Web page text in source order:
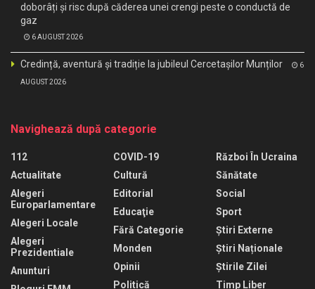
doborâți și risc după căderea unei crengi peste o conductă de
gaz
6 AUGUST 2026
Credință, aventură și tradiție la jubileul Cercetașilor Munților 6
AUGUST 2026
Navighează după categorie
112
Actualitate
Alegeri
Europarlamentare
Alegeri Locale
Alegeri
Prezidentiale
Anunturi
COVID-19
Cultură
Editorial
Educaţie
Fără Categorie
Monden
Opinii
Politică
Război În Ucraina
Sănătate
Social
Sport
Știri Externe
Știri Naționale
Știrile Zilei
Timp Liber